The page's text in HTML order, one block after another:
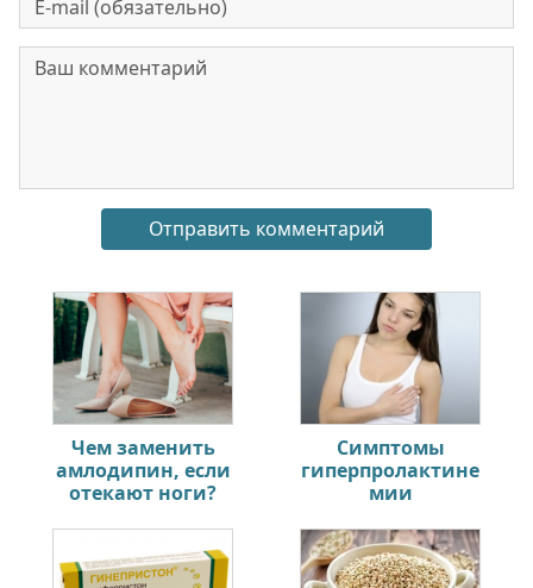
Чем заменить
амлодипин, если
отекают ноги?
Симптомы
гиперпролактине
мии